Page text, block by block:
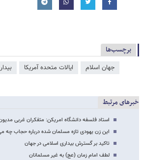
برچسب‌ها
جهان اسلام ایالات متحده آمریکا
خبرهای مرتبط
استاد فلسفه دانشگاه امریکن: متفکران غربی
این زن یهودی تازه مسلمان شده درباره حجاب چه
تاکید بر گسترش بیداری اسلامی در جهان
لطف امام زمان (عج) به غیر مسلمانان